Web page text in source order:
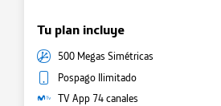
Tu plan incluye
500 Megas Simétricas
Pospago Ilimitado
TV App 74 canales